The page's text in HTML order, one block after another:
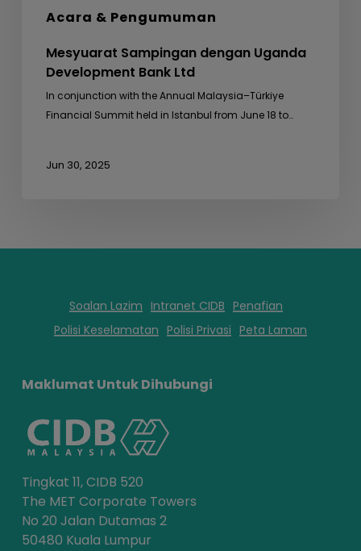
Acara & Pengumuman
Mesyuarat Sampingan dengan Uganda
Development Bank Ltd
In conjunction with the Annual Malaysia–Türkiye
Financial Summit held in Istanbul from June 18 to…
Jun 30, 2025
Soalan Lazim Intranet CIDB Penafian
Polisi Keselamatan Polisi Privasi Peta Laman
Maklumat Untuk Dihubungi
Tingkat 11, CIDB 520
The MET Corporate Towers
No 20 Jalan Dutamas 2
50480 Kuala Lumpur